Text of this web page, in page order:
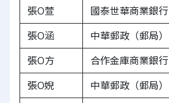
張O萱
國泰世華商業銀行
張O涵
中華郵政（郵局）
張O方
合作金庫商業銀行
張O婗
中華郵政（郵局）